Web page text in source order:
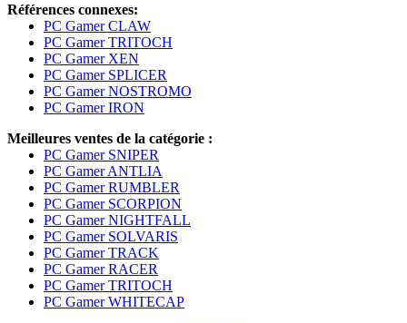
Références connexes:
PC Gamer CLAW
PC Gamer TRITOCH
PC Gamer XEN
PC Gamer SPLICER
PC Gamer NOSTROMO
PC Gamer IRON
Meilleures ventes de la catégorie :
PC Gamer SNIPER
PC Gamer ANTLIA
PC Gamer RUMBLER
PC Gamer SCORPION
PC Gamer NIGHTFALL
PC Gamer SOLVARIS
PC Gamer TRACK
PC Gamer RACER
PC Gamer TRITOCH
PC Gamer WHITECAP